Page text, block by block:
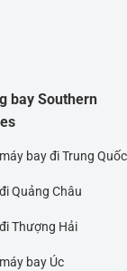
bay Southern
bay đi Trung Quốc
Quảng Châu
Thượng Hải
bay Úc